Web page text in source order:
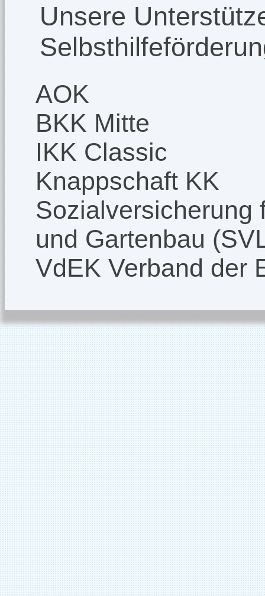
Unsere
AOK
BKK Mitte
IKK Classic
Knappschaft KK
Sozialversicherung
und Gartenbau
VdEK Verband der